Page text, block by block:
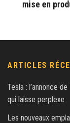
mise en
ARTICLES
Tesla : l’annonce
qui laisse perplexe
Les nouveaux